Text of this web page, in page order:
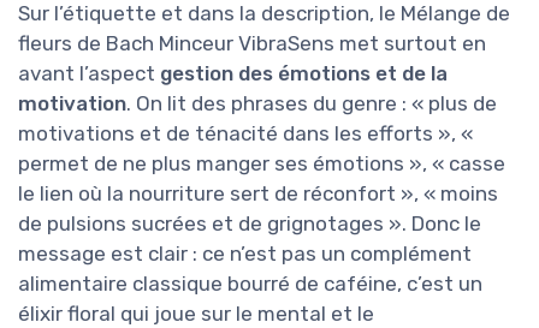
Sur l’étiquette et dans la description, le Mélange de
fleurs de Bach Minceur VibraSens met surtout en
avant l’aspect gestion des émotions et de la
motivation. On lit des phrases du genre : « plus de
motivations et de ténacité dans les efforts », «
permet de ne plus manger ses émotions », « casse
le lien où la nourriture sert de réconfort », « moins
de pulsions sucrées et de grignotages ». Donc le
message est clair : ce n’est pas un complément
alimentaire classique bourré de caféine, c’est un
élixir floral qui joue sur le mental et le